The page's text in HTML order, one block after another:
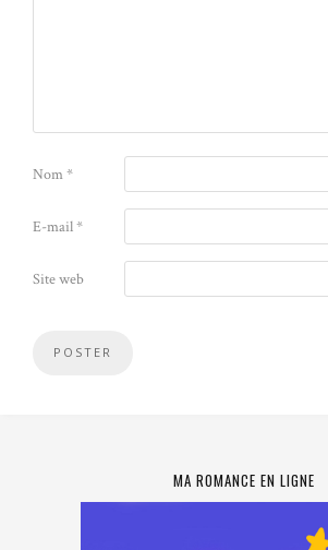
Nom*
E-mail*
Site web
MA ROMANCE EN LIGNE